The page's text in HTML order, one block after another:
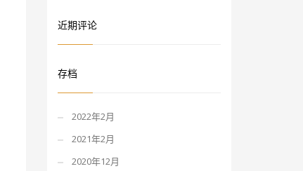
近期评论
存档
2022年2月
2021年2月
2020年12月